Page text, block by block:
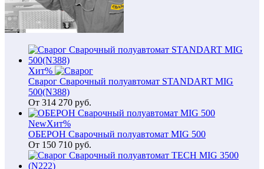
Хит%
Сварог Сварочный полуавтомат STANDART MIG
500(N388)
От 314 270 руб.
NewХит%
ОБЕРОН Сварочный полуавтомат MIG 500
От 150 710 руб.